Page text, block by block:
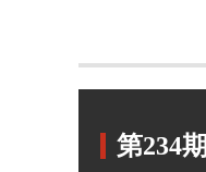
第234期